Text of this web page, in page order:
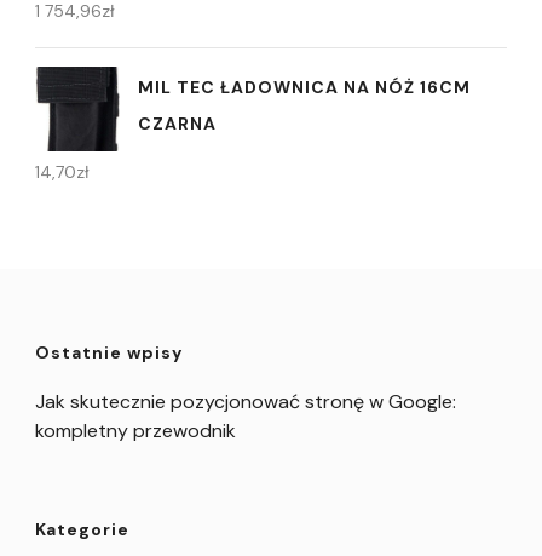
1 754,96zł
MIL TEC ŁADOWNICA NA NÓŻ 16CM
CZARNA
14,70zł
Ostatnie wpisy
Jak skutecznie pozycjonować stronę w Google:
kompletny przewodnik
Kategorie